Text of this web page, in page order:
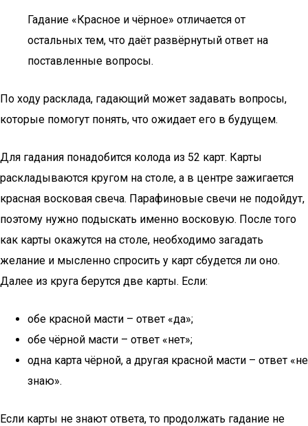
Гадание «Красное и чёрное» отличается от
остальных тем, что даёт развёрнутый ответ на
поставленные вопросы.
По ходу расклада, гадающий может задавать вопросы,
которые помогут понять, что ожидает его в будущем.
Для гадания понадобится колода из 52 карт. Карты
раскладываются кругом на столе, а в центре зажигается
красная восковая свеча. Парафиновые свечи не подойдут,
поэтому нужно подыскать именно восковую. После того
как карты окажутся на столе, необходимо загадать
желание и мысленно спросить у карт сбудется ли оно.
Далее из круга берутся две карты. Если:
обе красной масти – ответ «да»;
обе чёрной масти – ответ «нет»;
одна карта чёрной, а другая красной масти – ответ «не
знаю».
Если карты не знают ответа, то продолжать гадание не